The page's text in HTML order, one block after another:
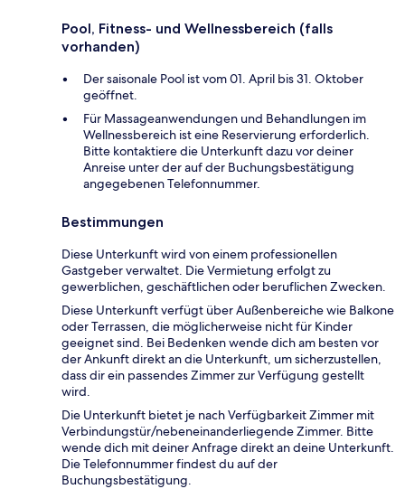
Pool, Fitness- und Wellnessbereich (falls
vorhanden)
Der saisonale Pool ist vom 01. April bis 31. Oktober
geöffnet.
Für Massageanwendungen und Behandlungen im
Wellnessbereich ist eine Reservierung erforderlich.
Bitte kontaktiere die Unterkunft dazu vor deiner
Anreise unter der auf der Buchungsbestätigung
angegebenen Telefonnummer.
Bestimmungen
Diese Unterkunft wird von einem professionellen
Gastgeber verwaltet. Die Vermietung erfolgt zu
gewerblichen, geschäftlichen oder beruflichen Zwecken.
Diese Unterkunft verfügt über Außenbereiche wie Balkone
oder Terrassen, die möglicherweise nicht für Kinder
geeignet sind. Bei Bedenken wende dich am besten vor
der Ankunft direkt an die Unterkunft, um sicherzustellen,
dass dir ein passendes Zimmer zur Verfügung gestellt
wird.
Die Unterkunft bietet je nach Verfügbarkeit Zimmer mit
Verbindungstür/nebeneinanderliegende Zimmer. Bitte
wende dich mit deiner Anfrage direkt an deine Unterkunft.
Die Telefonnummer findest du auf der
Buchungsbestätigung.